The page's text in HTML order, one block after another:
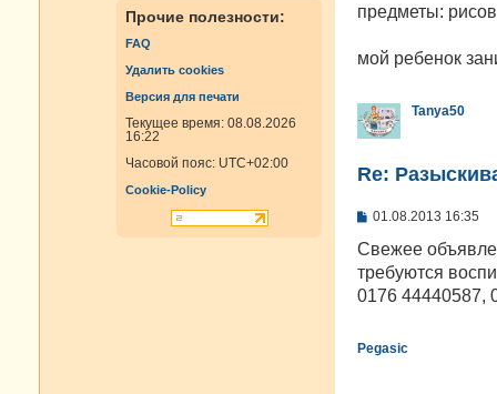
Прочие полезности:
FAQ
Удалить cookies
Версия для печати
Текущее время: 08.08.2026
16:22
Часовой пояс: UTC+02:00
Cookie-Policy
и
предметы:
мой ребенок
Tanya50
Re:
С
о
щ
е
01.08.2013 16:35
Свежее
требуются
0176 44440587,
Pegasic